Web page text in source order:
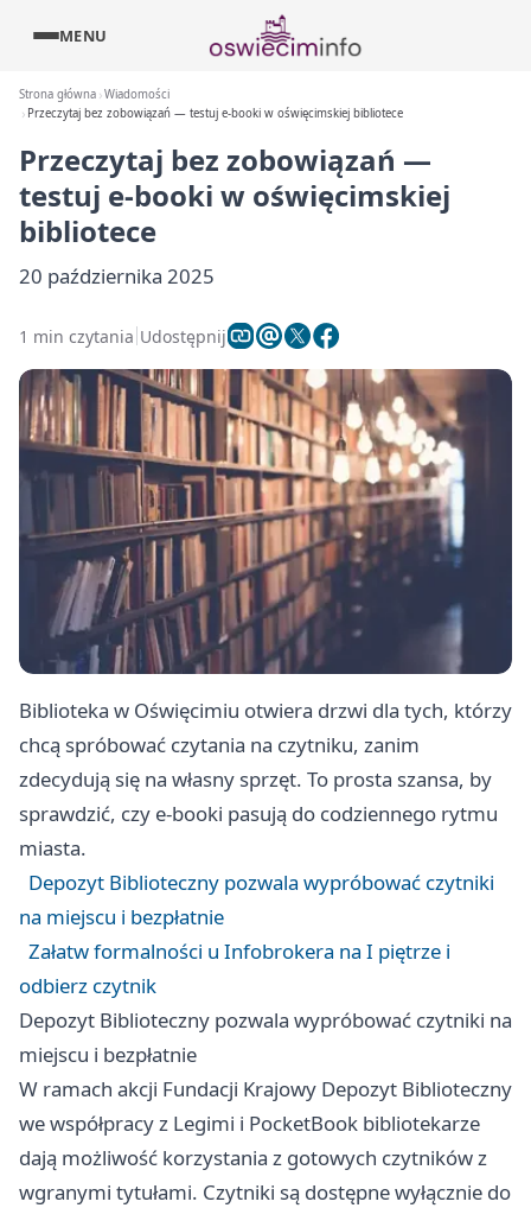
MENU
Strona główna Wiadomości
Przeczytaj bez zobowiązań — testuj e-booki w oświęcimskiej bibliotece
Przeczytaj bez zobowiązań —
testuj e-booki w oświęcimskiej
bibliotece
20 października 2025
1 min czytania Udostępnij
Biblioteka w Oświęcimiu otwiera drzwi dla tych, którzy
chcą spróbować czytania na czytniku, zanim
zdecydują się na własny sprzęt. To prosta szansa, by
sprawdzić, czy e-booki pasują do codziennego rytmu
miasta.
Depozyt Biblioteczny pozwala wypróbować czytniki
na miejscu i bezpłatnie
Załatw formalności u Infobrokera na I piętrze i
odbierz czytnik
Depozyt Biblioteczny pozwala wypróbować czytniki na
miejscu i bezpłatnie
W ramach akcji Fundacji Krajowy Depozyt Biblioteczny
we współpracy z Legimi i PocketBook bibliotekarze
dają możliwość korzystania z gotowych czytników z
wgranymi tytułami. Czytniki są dostępne wyłącznie do